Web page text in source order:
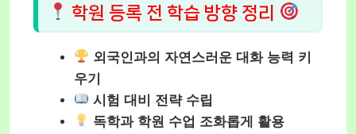
학원 등록 전 학습 방향 정리
외국인과의 자연스러운 대화 능력 키
우기
시험 대비 전략 수립
독학과 학원 수업 조화롭게 활용